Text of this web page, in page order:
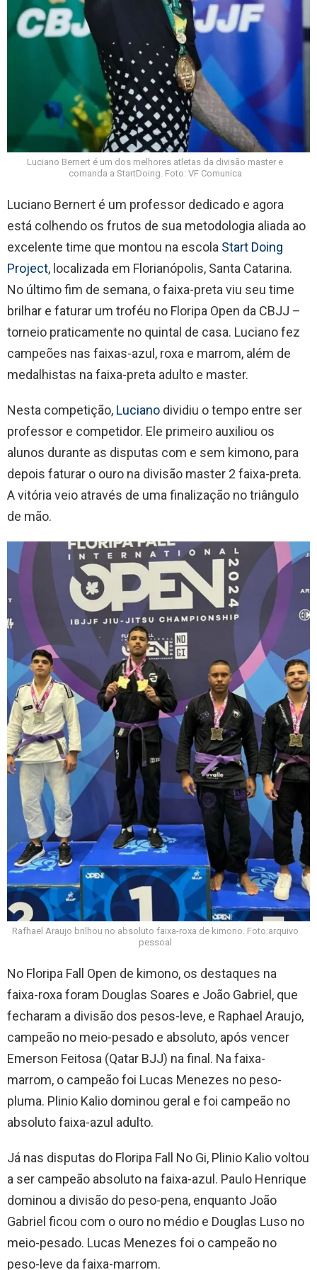
Luciano Bernert é um dos melhores atletas da divisão master e
comanda a StartDoing. Foto: VF Comunica
Luciano Bernert é um professor dedicado e agora
está colhendo os frutos de sua metodologia aliada ao
excelente time que montou na escola Start Doing
Project, localizada em Florianópolis, Santa Catarina.
No último fim de semana, o faixa-preta viu seu time
brilhar e faturar um troféu no Floripa Open da CBJJ –
torneio praticamente no quintal de casa. Luciano fez
campeões nas faixas-azul, roxa e marrom, além de
medalhistas na faixa-preta adulto e master.
Nesta competição, Luciano dividiu o tempo entre ser
professor e competidor. Ele primeiro auxiliou os
alunos durante as disputas com e sem kimono, para
depois faturar o ouro na divisão master 2 faixa-preta.
A vitória veio através de uma finalização no triângulo
de mão.
Rafhael Araujo brilhou no absoluto faixa-roxa de kimono. Foto:arquivo
pessoal
No Floripa Fall Open de kimono, os destaques na
faixa-roxa foram Douglas Soares e João Gabriel, que
fecharam a divisão dos pesos-leve, e Raphael Araujo,
campeão no meio-pesado e absoluto, após vencer
Emerson Feitosa (Qatar BJJ) na final. Na faixa-
marrom, o campeão foi Lucas Menezes no peso-
pluma. Plinio Kalio dominou geral e foi campeão no
absoluto faixa-azul adulto.
Já nas disputas do Floripa Fall No Gi, Plinio Kalio voltou
a ser campeão absoluto na faixa-azul. Paulo Henrique
dominou a divisão do peso-pena, enquanto João
Gabriel ficou com o ouro no médio e Douglas Luso no
meio-pesado. Lucas Menezes foi o campeão no
peso-leve da faixa-marrom.